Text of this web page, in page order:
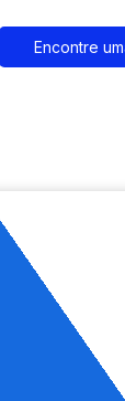
Encontre